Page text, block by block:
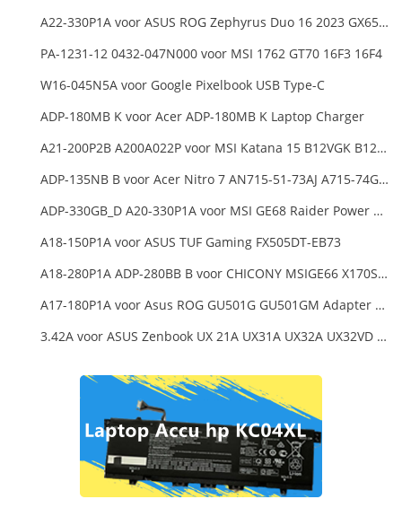
A22-330P1A voor ASUS ROG Zephyrus Duo 16 2023 GX650PY
PA-1231-12 0432-047N000 voor MSI 1762 GT70 16F3 16F4
W16-045N5A voor Google Pixelbook USB Type-C
ADP-180MB K voor Acer ADP-180MB K Laptop Charger
A21-200P2B A200A022P voor MSI Katana 15 B12VGK B12VFK B12VEK
ADP-135NB B voor Acer Nitro 7 AN715-51-73AJ A715-74G-52B0 Notebook
ADP-330GB_D A20-330P1A voor MSI GE68 Raider Power Supply
A18-150P1A voor ASUS TUF Gaming FX505DT-EB73
A18-280P1A ADP-280BB B voor CHICONY MSIGE66 X170SMG, MSI GE66 GE76
A17-180P1A voor Asus ROG GU501G GU501GM Adapter Power Supply
3.42A voor ASUS Zenbook UX 21A UX31A UX32A UX32VD Series Ultrabook Models